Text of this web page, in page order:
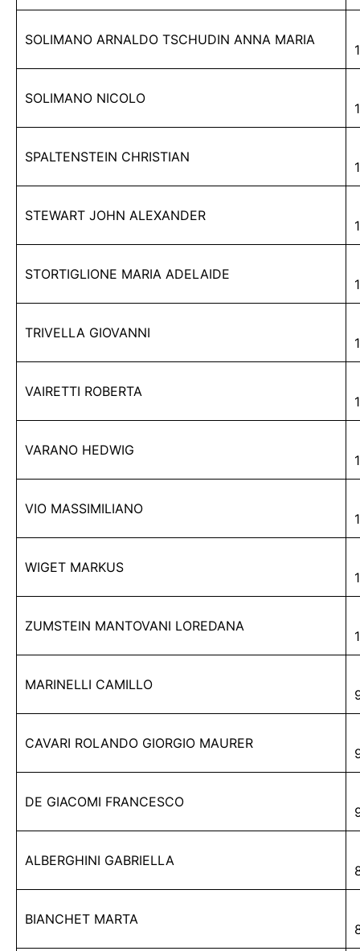
SOLIMANO ARNALDO TSCHUDIN ANNA MARIA
SOLIMANO NICOLO
SPALTENSTEIN CHRISTIAN
STEWART JOHN ALEXANDER
STORTIGLIONE MARIA ADELAIDE
TRIVELLA GIOVANNI
VAIRETTI ROBERTA
VARANO HEDWIG
VIO MASSIMILIANO
WIGET MARKUS
ZUMSTEIN MANTOVANI LOREDANA
MARINELLI CAMILLO
CAVARI ROLANDO GIORGIO MAURER
DE GIACOMI FRANCESCO
ALBERGHINI GABRIELLA
BIANCHET MARTA